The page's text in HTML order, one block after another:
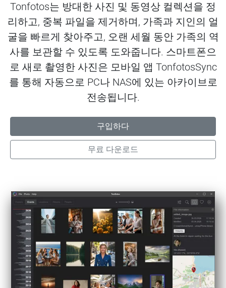
Tonfotos는 방대한 사진 및 동영상 컬렉션을 정
리하고, 중복 파일을 제거하며, 가족과 지인의 얼
굴을 빠르게 찾아주고, 오랜 세월 동안 가족의 역
사를 보관할 수 있도록 도와줍니다. 스마트폰으
로 새로 촬영한 사진은 모바일 앱 TonfotosSync
를 통해 자동으로 PC나 NAS에 있는 아카이브로
전송됩니다.
구입하다
무료 다운로드